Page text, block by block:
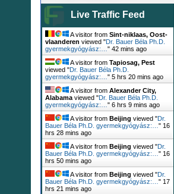
Live Traffic Feed
A visitor from Sint-niklaas, Oost-
vlaanderen viewed "Dr. Bauer Béla Ph.D.
gyermekgyógyász:… " 42 mins ago
A visitor from Tapiosag, Pest
viewed "Dr. Bauer Béla Ph.D.
gyermekgyógyász:… " 5 hrs 20 mins ago
A visitor from Alexander City,
Alabama viewed "Dr. Bauer Béla Ph.D.
gyermekgyógyász:… " 6 hrs 9 mins ago
A visitor from Beijing viewed "Dr.
Bauer Béla Ph.D. gyermekgyógyász:… " 16
hrs 28 mins ago
A visitor from Beijing viewed "Dr.
Bauer Béla Ph.D. gyermekgyógyász:… " 16
hrs 50 mins ago
A visitor from Beijing viewed "Dr.
Bauer Béla Ph.D. gyermekgyógyász:… " 17
hrs 21 mins ago